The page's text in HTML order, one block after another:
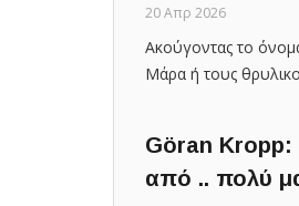
20 Απρ 2026
Ακούγοντας το
Μάρα ή τους
Göran Kropp:
από .. πολύ